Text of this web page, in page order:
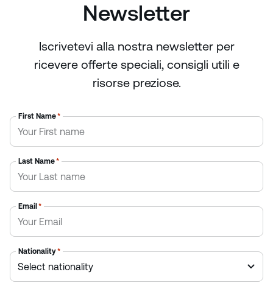
Newsletter
Iscrivetevi alla nostra newsletter per
ricevere offerte speciali, consigli utili e
risorse preziose.
First Name*
Last Name*
Email *
Nationality*